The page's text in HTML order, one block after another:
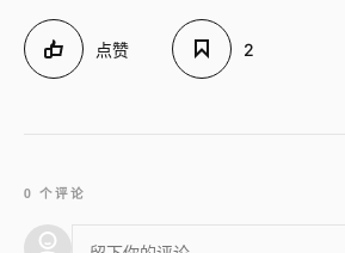
点赞 2
0 个评论